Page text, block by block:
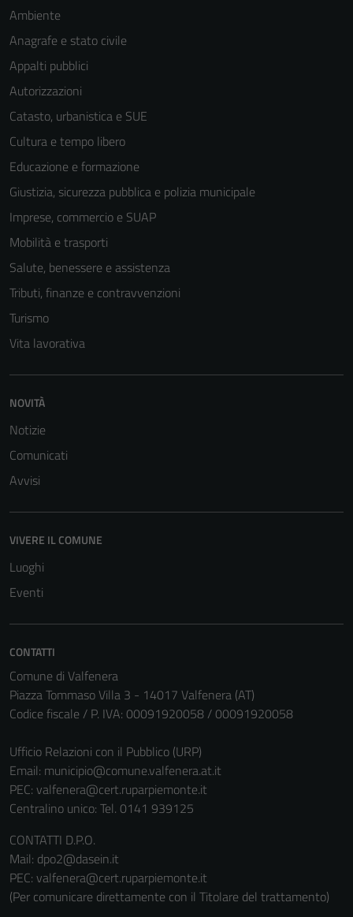
Ambiente
Anagrafe e stato civile
Appalti pubblici
Autorizzazioni
Catasto, urbanistica e SUE
Cultura e tempo libero
Educazione e formazione
Giustizia, sicurezza pubblica e polizia municipale
Imprese, commercio e SUAP
Mobilità e trasporti
Salute, benessere e assistenza
Tributi, finanze e contravvenzioni
Turismo
Vita lavorativa
NOVITÀ
Notizie
Comunicati
Avvisi
VIVERE IL COMUNE
Luoghi
Eventi
CONTATTI
Comune di Valfenera
Piazza Tommaso Villa 3 - 14017 Valfenera (AT)
Codice fiscale / P. IVA: 00091920058 / 00091920058
Ufficio Relazioni con il Pubblico (URP)
Email: municipio@comune.valfenera.at.it
PEC: valfenera@cert.ruparpiemonte.it
Centralino unico: Tel. 0141 939125
CONTATTI D.P.O.
Mail: dpo2@dasein.it
PEC: valfenera@cert.ruparpiemonte.it
(Per comunicare direttamente con il Titolare del trattamento)
Tecnici
Questi cookie
funzionamento
del sito e non
non raccolgono
informazioni